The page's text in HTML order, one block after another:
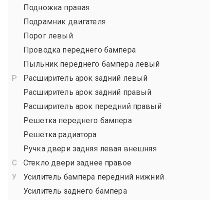
Подножка правая
Подрамник двигателя
Порог левый
Проводка переднего бампера
Пыльник переднего бампера левый
Расширитель арок задний левый
Расширитель арок задний правый
Расширитель арок передний правый
Решетка переднего бампера
Решетка радиатора
Ручка двери задняя левая внешняя
Стекло двери заднее правое
Усилитель бампера передний нижний
Усилитель заднего бампера